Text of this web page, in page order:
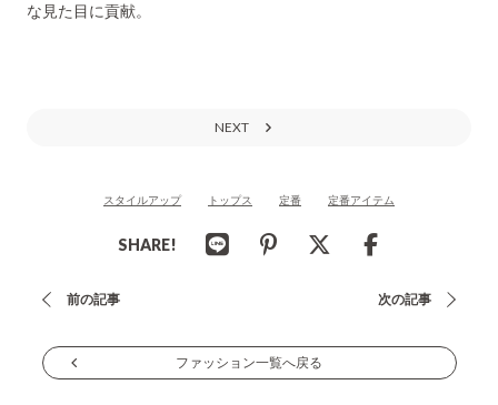
な見た目に貢献。
NEXT
スタイルアップ トップス 定番 定番アイテム
SHARE!
投
ナ
前の記事 次の記事
ファッション一覧へ戻る